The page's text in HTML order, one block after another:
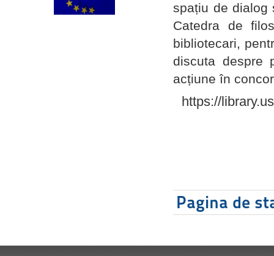
spațiu de dialog
Catedra de
bibliotecari,
discuta despre
acțiune în
https://
Pagina de